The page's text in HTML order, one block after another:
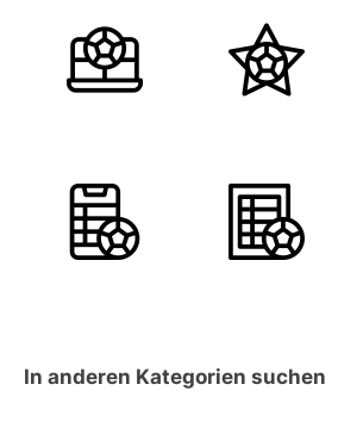
In anderen Kategorien suchen